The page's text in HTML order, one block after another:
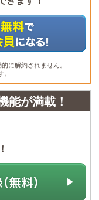
に解約されません。
能が満載！